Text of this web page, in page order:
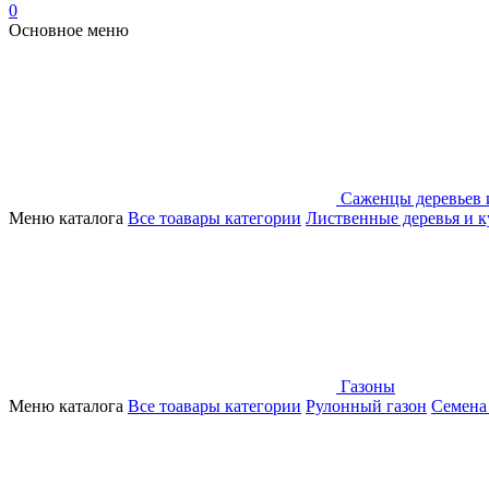
0
Основное меню
Саженцы деревьев
Меню каталога Все тоавары категории Лиственные деревья и
Газоны
Меню каталога Все тоавары категории Рулонный газон Семена